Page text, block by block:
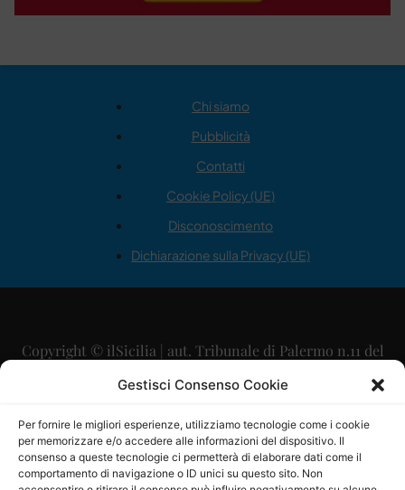
Gestisci Consenso Cookie
Per fornire le migliori esperienze, utilizziamo tecnologie come i cookie
per memorizzare e/o accedere alle informazioni del dispositivo. Il
consenso a queste tecnologie ci permetterà di elaborare dati come il
comportamento di navigazione o ID unici su questo sito. Non
Chi siamo
Pubblicità
Contatti
Cookie Policy (UE)
Disconoscimento
Dichiarazione sulla Privacy (UE)
Copyright © ilSicilia | aut. Tribunale di Palermo n.11 del
29/09/2015
Direttore Editoriale: Maurizio Scaglione